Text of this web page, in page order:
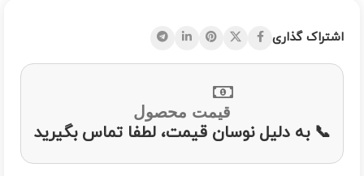
اشتراک گذاری
قیمت محصول
📞 به دلیل نوسان قیمت، لطفا تماس بگیرید